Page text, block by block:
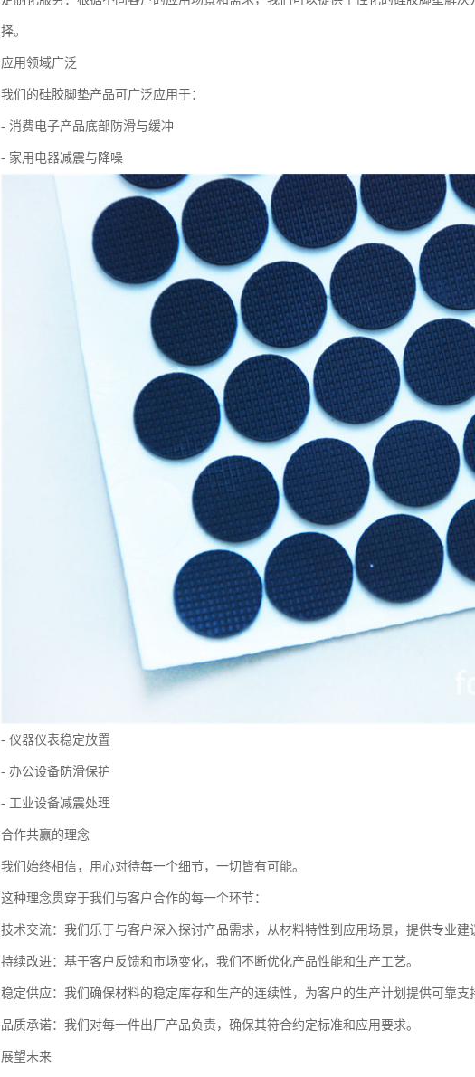
择。
应用领域广泛
我们的硅胶脚垫产品可广泛应用于：
- 消费电子产品底部防滑与缓冲
- 家用电器减震与降噪
- 仪器仪表稳定放置
- 办公设备防滑保护
- 工业设备减震处理
合作共赢的理念
我们始终相信，用心对待每一个细节，一切皆有可能。
这种理念贯穿于我们与客户合作的每一个环节：
技术交流：我们乐于与客户深入探讨产品需求，从材料特性到应用场景，提供专业建
持续改进：基于客户反馈和市场变化，我们不断优化产品性能和生产工艺。
稳定供应：我们确保材料的稳定库存和生产的连续性，为客户的生产计划提供可靠支
品质承诺：我们对每一件出厂产品负责，确保其符合约定标准和应用要求。
展望未来